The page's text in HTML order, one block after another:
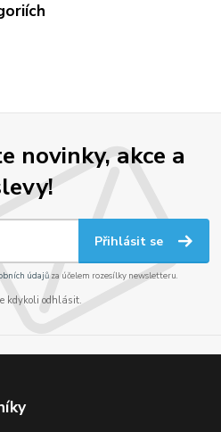
novinky, akce a
Přihlásit se
údajůza účelem rozesílky newsletteru.
kdykoli odhlásit.